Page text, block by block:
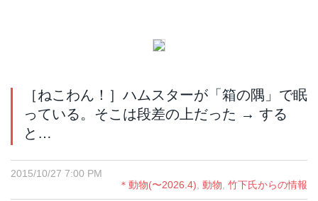
［ねこわん！］ハムスターが「箱の隅」で眠
っている。そこは段差の上だった → する
と…
2015/10/27 7:00 PM
＊動物(〜2026.4) 動物 竹下氏からの情報